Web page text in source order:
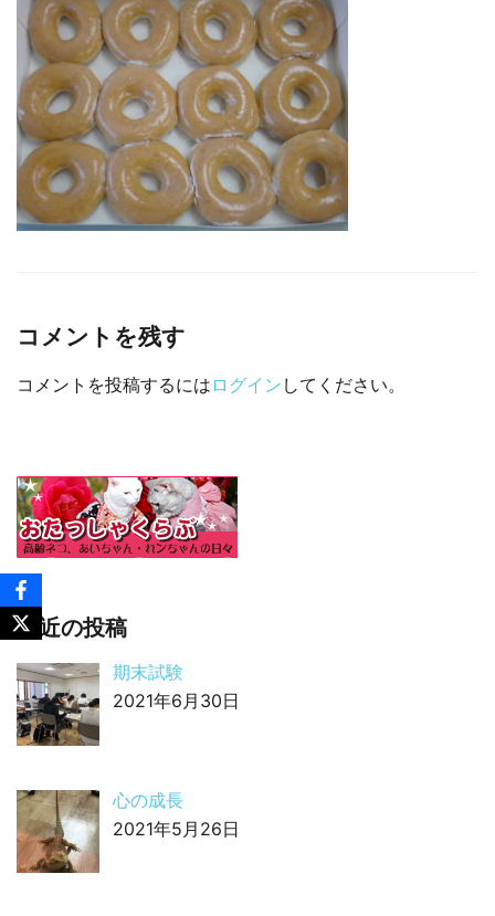
□ よくあるご質問
□ 高校部
□ 有料体験指導
□ 2019年合格体験記
コメントを残す
コメントを投稿するには ログイン してください。
最近の投稿
期末試験
2021年6月30日
心の成長
2021年5月26日